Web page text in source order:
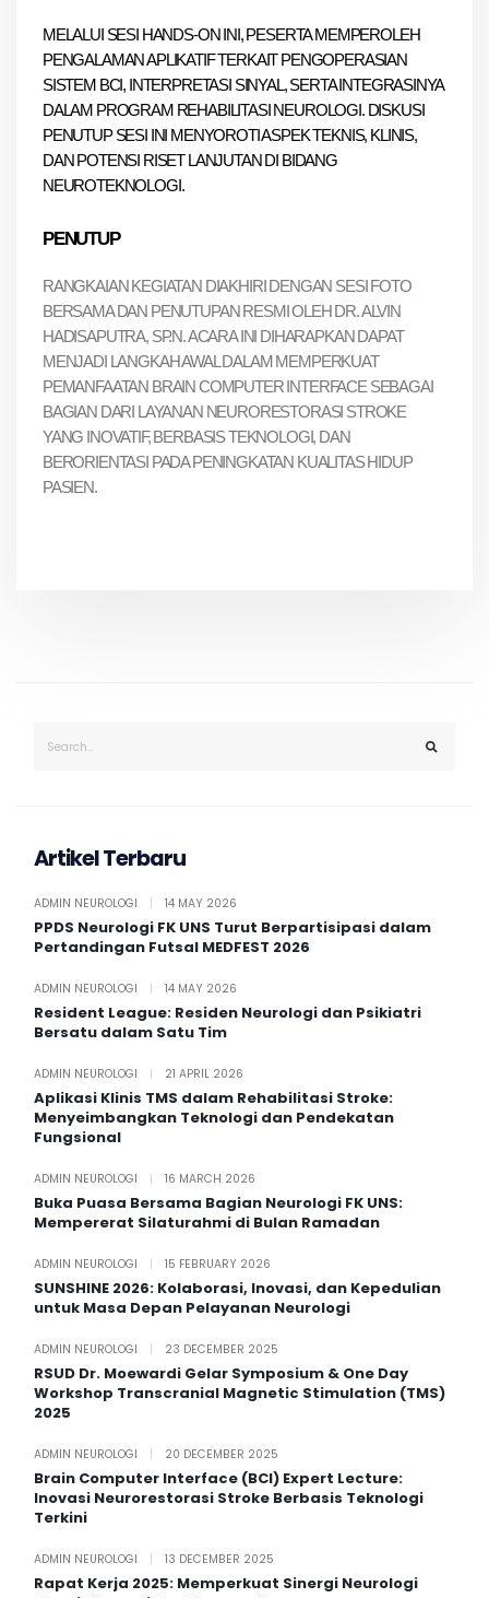
MELALUI SESI HANDS-ON INI, PESERTA MEMPEROLEH
PENGALAMAN APLIKATIF TERKAIT PENGOPERASIAN
SISTEM BCI, INTERPRETASI SINYAL, SERTA INTEGRASINYA
DALAM PROGRAM REHABILITASI NEUROLOGI. DISKUSI
PENUTUP SESI INI MENYOROTI ASPEK TEKNIS, KLINIS,
DAN POTENSI RISET LANJUTAN DI BIDANG
NEUROTEKNOLOGI.
PENUTUP
RANGKAIAN KEGIATAN DIAKHIRI DENGAN SESI FOTO
BERSAMA DAN PENUTUPAN RESMI OLEH DR. ALVIN
HADISAPUTRA, SP.N. ACARA INI DIHARAPKAN DAPAT
MENJADI LANGKAH AWAL DALAM MEMPERKUAT
PEMANFAATAN BRAIN COMPUTER INTERFACE SEBAGAI
BAGIAN DARI LAYANAN NEURORESTORASI STROKE
YANG INOVATIF, BERBASIS TEKNOLOGI, DAN
BERORIENTASI PADA PENINGKATAN KUALITAS HIDUP
PASIEN.
Artikel Terbaru
ADMIN NEUROLOGI 14 MAY 2026
PPDS Neurologi FK UNS Turut Berpartisipasi dalam
Pertandingan Futsal MEDFEST 2026
ADMIN NEUROLOGI 14 MAY 2026
Resident League: Residen Neurologi dan Psikiatri
Bersatu dalam Satu Tim
ADMIN NEUROLOGI 21 APRIL 2026
Aplikasi Klinis TMS dalam Rehabilitasi Stroke:
Menyeimbangkan Teknologi dan Pendekatan
Fungsional
ADMIN NEUROLOGI 16 MARCH 2026
Buka Puasa Bersama Bagian Neurologi FK UNS:
Mempererat Silaturahmi di Bulan Ramadan
ADMIN NEUROLOGI 15 FEBRUARY 2026
SUNSHINE 2026: Kolaborasi, Inovasi, dan Kepedulian
untuk Masa Depan Pelayanan Neurologi
ADMIN NEUROLOGI 23 DECEMBER 2025
RSUD Dr. Moewardi Gelar Symposium & One Day
Workshop Transcranial Magnetic Stimulation (TMS)
2025
ADMIN NEUROLOGI 20 DECEMBER 2025
Brain Computer Interface (BCI) Expert Lecture:
Inovasi Neurorestorasi Stroke Berbasis Teknologi
Terkini
ADMIN NEUROLOGI 13 DECEMBER 2025
Rapat Kerja 2025: Memperkuat Sinergi Neurologi